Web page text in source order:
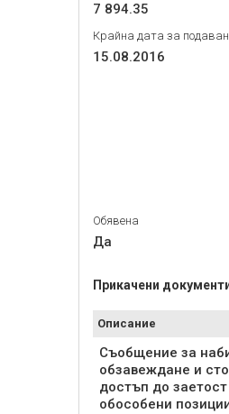
7 894.35
Крайна дата за
15.08.2016
Обявена
Да
Прикачени
Описание
Съобщение за
обзавеждане и
достъп до
обособени